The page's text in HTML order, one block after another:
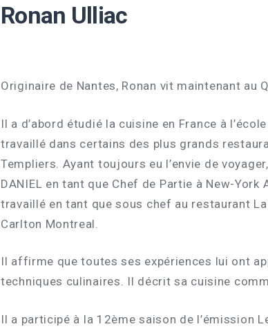
Ronan Ulliac
Originaire de Nantes, Ronan vit maintenant au
Il a d’abord étudié la cuisine en France à
travaillé dans certains des plus grands
Templiers. Ayant toujours eu l’envie de
DANIEL en tant que Chef de Partie à New-
travaillé en tant que sous chef au restaurant
Carlton Montreal.
Il affirme que toutes ses expériences lui ont
techniques culinaires. Il décrit sa cuisine
Il a participé à la 12ème saison de l’émission